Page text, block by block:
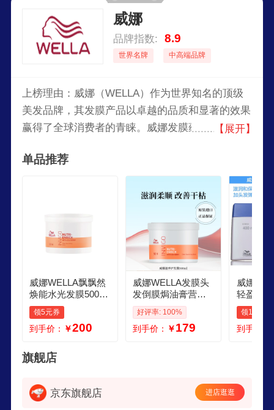
威娜
品牌指数: 8.9
世界名牌 中高端品牌
上榜理由：威娜（WELLA）作为世界知名的顶级
美发品牌，其发膜产品以卓越的品质和显著的效果
赢得了全球消费者的青睐。威娜发膜蕴含丰富的营
发重现健康光泽。其独特的配方不仅能有效改善发
质，还能提供持久的保湿效果，令秀发柔顺丝滑。
【展开】
单品推荐
威娜WELLA飘飘然
焕能水光发膜500ml
滋养修护营养发膜
护发倒模焗油膏 威
娜焕能水光发膜500
领5元券
到手价： ￥200
威娜WELLA发膜头
发倒膜焗油膏营养
护理柔顺干枯受损
直卷发进口 威娜焕
能水光发膜500ml
好评率: 100%
到手价： ￥179
威娜
轻盈保
滋润修
轻盈保
领10元券
到手价：
旗舰店
京东旗舰店 进店逛逛